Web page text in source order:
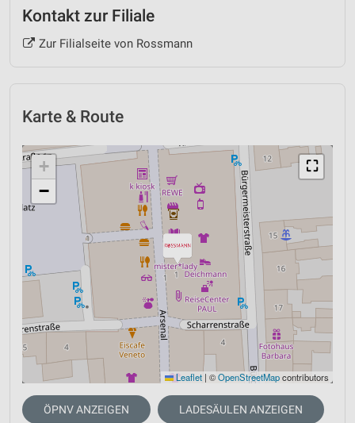
Kontakt zur Filiale
Zur Filialseite von Rossmann
Karte & Route
⛶
+
−
Leaflet | ©OpenStreetMapcontributors
ÖPNV ANZEIGEN LADESÄULEN ANZEIGEN